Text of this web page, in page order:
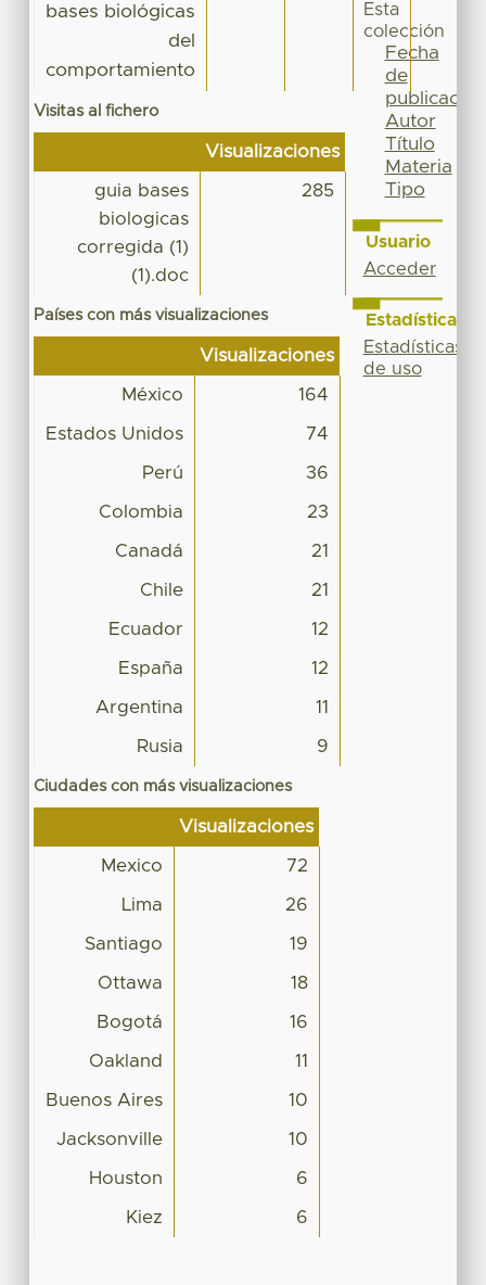
bases biológicas
del
comportamiento
Visitas al fichero
Visualizaciones
guia bases
biologicas
corregida (1)
(1).doc
285
Países con más visualizaciones
Visualizaciones
México 164
Estados Unidos 74
Perú 36
Colombia 23
Canadá 21
Chile 21
Ecuador 12
España 12
Argentina 11
Rusia 9
Ciudades con más visualizaciones
Visualizaciones
Mexico 72
Lima 26
Santiago 19
Ottawa 18
Bogotá 16
Oakland 11
Buenos Aires 10
Jacksonville 10
Houston 6
Kiez 6
Esta
colección
Fecha
de
publicación
Autor
Título
Materia
Tipo
Usuario
Acceder
Estadísticas
Estadísticas
de uso